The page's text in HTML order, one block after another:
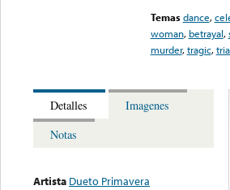
Temas dance,
woman, betrayal,
murder,tragic,
Detalles
Imagenes
Notas
Artista Dueto Primavera